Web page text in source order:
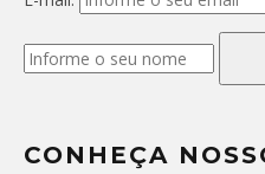
CONHEÇA